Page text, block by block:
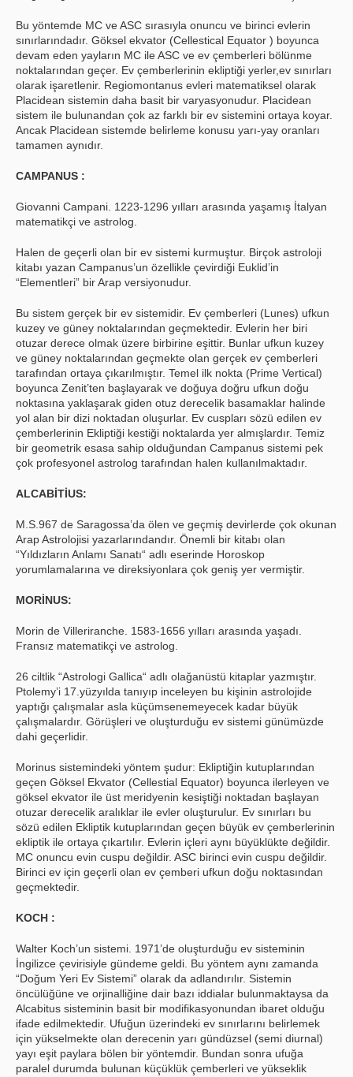
Bu yöntemde MC ve ASC sırasıyla onuncu ve birinci evlerin
sınırlarındadır. Göksel ekvator (Cellestical Equator ) boyunca
devam eden yayların MC ile ASC ve ev çemberleri bölünme
noktalarından geçer. Ev çemberlerinin ekliptiği yerler,ev sınırları
olarak işaretlenir. Regiomontanus evleri matematiksel olarak
Placidean sistemin daha basit bir varyasyonudur. Placidean
sistem ile bulunandan çok az farklı bir ev sistemini ortaya koyar.
Ancak Placidean sistemde belirleme konusu yarı-yay oranları
tamamen aynıdır.
CAMPANUS :
Giovanni Campani. 1223-1296 yılları arasında yaşamış İtalyan
matematikçi ve astrolog.
Halen de geçerli olan bir ev sistemi kurmuştur. Birçok astroloji
kitabı yazan Campanus’un özellikle çevirdiği Euklid’in
“Elementleri” bir Arap versiyonudur.
Bu sistem gerçek bir ev sistemidir. Ev çemberleri (Lunes) ufkun
kuzey ve güney noktalarından geçmektedir. Evlerin her biri
otuzar derece olmak üzere birbirine eşittir. Bunlar ufkun kuzey
ve güney noktalarından geçmekte olan gerçek ev çemberleri
tarafından ortaya çıkarılmıştır. Temel ilk nokta (Prime Vertical)
boyunca Zenit’ten başlayarak ve doğuya doğru ufkun doğu
noktasına yaklaşarak giden otuz derecelik basamaklar halinde
yol alan bir dizi noktadan oluşurlar. Ev cuspları sözü edilen ev
çemberlerinin Ekliptiği kestiği noktalarda yer almışlardır. Temiz
bir geometrik esasa sahip olduğundan Campanus sistemi pek
çok profesyonel astrolog tarafından halen kullanılmaktadır.
ALCABİTİUS:
M.S.967 de Saragossa’da ölen ve geçmiş devirlerde çok okunan
Arap Astrolojisi yazarlarındandır. Önemli bir kitabı olan
“Yıldızların Anlamı Sanatı“ adlı eserinde Horoskop
yorumlamalarına ve direksiyonlara çok geniş yer vermiştir.
MORİNUS:
Morin de Villeriranche. 1583-1656 yılları arasında yaşadı.
Fransız matematikçi ve astrolog.
26 ciltlik “Astrologi Gallica“ adlı olağanüstü kitaplar yazmıştır.
Ptolemy’i 17.yüzyılda tanıyıp inceleyen bu kişinin astrolojide
yaptığı çalışmalar asla küçümsenemeyecek kadar büyük
çalışmalardır. Görüşleri ve oluşturduğu ev sistemi günümüzde
dahi geçerlidir.
Morinus sistemindeki yöntem şudur: Ekliptiğin kutuplarından
geçen Göksel Ekvator (Cellestial Equator) boyunca ilerleyen ve
göksel ekvator ile üst meridyenin kesiştiği noktadan başlayan
otuzar derecelik aralıklar ile evler oluşturulur. Ev sınırları bu
sözü edilen Ekliptik kutuplarından geçen büyük ev çemberlerinin
ekliptik ile ortaya çıkartılır. Evlerin içleri aynı büyüklükte değildir.
MC onuncu evin cuspu değildir. ASC birinci evin cuspu değildir.
Birinci ev için geçerli olan ev çemberi ufkun doğu noktasından
geçmektedir.
KOCH :
Walter Koch’un sistemi. 1971’de oluşturduğu ev sisteminin
İngilizce çevirisiyle gündeme geldi. Bu yöntem aynı zamanda
“Doğum Yeri Ev Sistemi” olarak da adlandırılır. Sistemin
öncülüğüne ve orjinalliğine dair bazı iddialar bulunmaktaysa da
Alcabitus sisteminin basit bir modifikasyonundan ibaret olduğu
ifade edilmektedir. Ufuğun üzerindeki ev sınırlarını belirlemek
için yükselmekte olan derecenin yarı gündüzsel (semi diurnal)
yayı eşit paylara bölen bir yöntemdir. Bundan sonra ufuğa
paralel durumda bulunan küçüklük çemberleri ve yükseklik